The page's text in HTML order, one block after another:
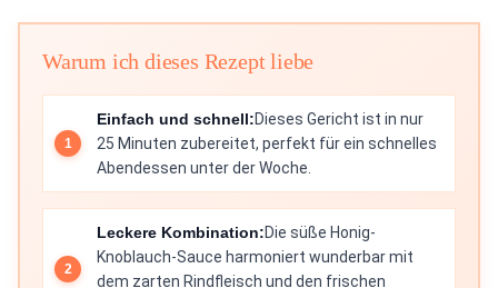
Warum ich dieses Rezept liebe
Einfach und schnell:Dieses Gericht ist in nur
25 Minuten zubereitet, perfekt für ein schnelles
Abendessen unter der Woche.
Leckere Kombination:Die süße Honig-
Knoblauch-Sauce harmoniert wunderbar mit
dem zarten Rindfleisch und den frischen